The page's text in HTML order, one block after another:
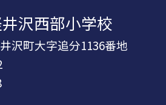
沢西部小学校
沢町大字追分1136番地